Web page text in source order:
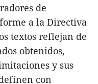
de
a la Directiva
textos reflejan de
obtenidos,
y sus
con